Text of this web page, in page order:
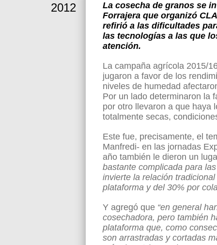
2012
La cosecha de granos se
Forrajera que organizó
refirió a las dificultades
las tecnologías a las que
atención.
La campaña agrícola 2015/
jugaron a favor de los
niveles de humedad
Por un lado determinaron la
por otro llevaron a que haya
totalmente secas,
Este fue, precisamente, el
Manfredi- en las jornadas
año también le dieron un
bastante complicada para
invierte la relación
plataforma y del 30% por
Y agregó que “en general
cosechadora, pero también
plataforma que, como
son arrastradas y cortadas